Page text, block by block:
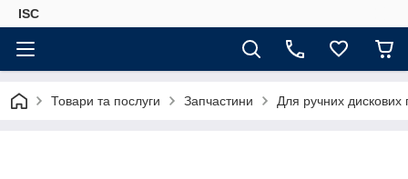
ISC
Товари та послуги Запчастини Для ручних дискових